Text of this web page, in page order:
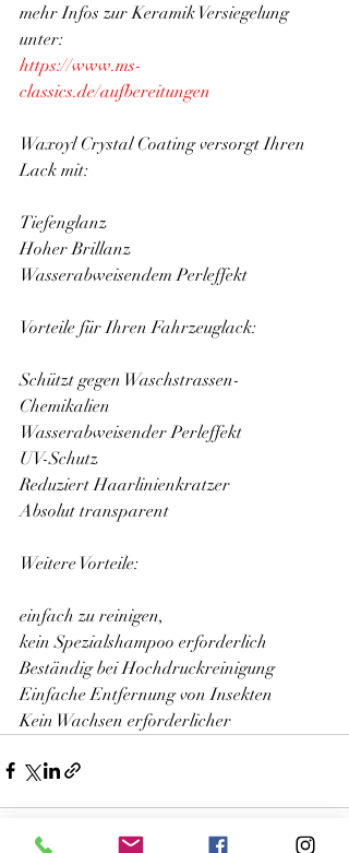
mehr Infos zur Keramik Versiegelung
unter:
https://www.ms-
classics.de/aufbereitungen
Waxoyl Crystal Coating versorgt Ihren
Lack mit:
Tiefenglanz
Hoher Brillanz
Wasserabweisendem Perleffekt
Vorteile für Ihren Fahrzeuglack:
Schützt gegen Waschstrassen-
Chemikalien
Wasserabweisender Perleffekt
UV-Schutz
Reduziert Haarlinienkratzer
Absolut transparent
Weitere Vorteile:
einfach zu reinigen,
kein Spezialshampoo erforderlich
Beständig bei Hochdruckreinigung
Einfache Entfernung von Insekten
Kein Wachsen erforderlicher